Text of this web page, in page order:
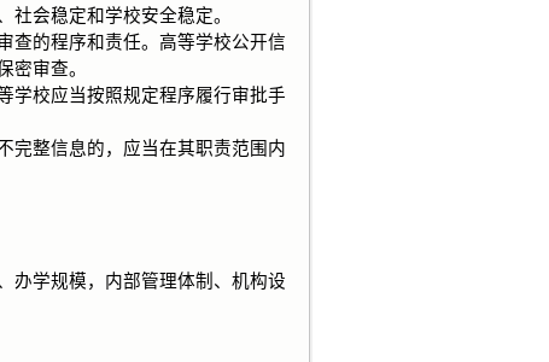
会稳定和学校安全稳定。
的程序和责任。高等学校公开信
密审查。
校应当按照规定程序履行审批手
整信息的，应当在其职责范围内
学规模，内部管理体制、机构设